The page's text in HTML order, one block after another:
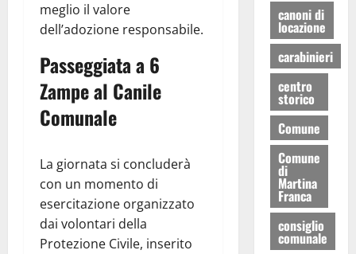
meglio il valore
dell’adozione responsabile.
Passeggiata a 6
Zampe al Canile
Comunale
La giornata si concluderà
con un momento di
esercitazione organizzato
dai volontari della
Protezione Civile, inserito
canoni di
locazione
carabinieri
centro
storico
Comune
Comune
di
Martina
Franca
consiglio
comunale